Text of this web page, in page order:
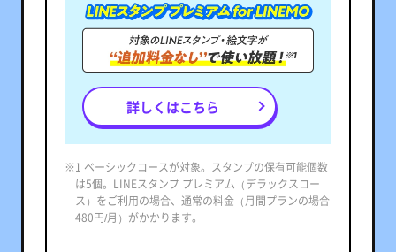
詳しくはこちら
※1 ベーシックコースが対象。スタンプの保有可能個数
は5個。LINEスタンプ プレミアム（デラックスコー
ス）をご利用の場合、通常の料金（月間プランの場合
480円/月）がかかります。